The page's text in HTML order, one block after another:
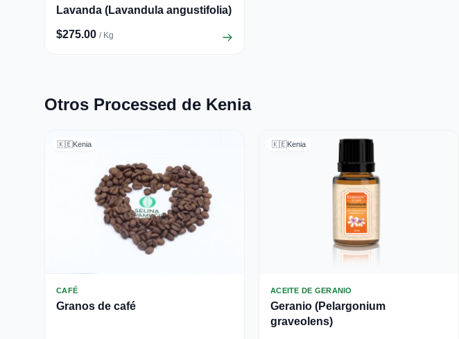
Lavanda (Lavandula angustifolia)
$275.00 / Kg
Otros Processed de Kenia
🇰🇪Kenia
CAFÉ
Granos de café
🇰🇪Kenia
ACEITE DE GERANIO
Geranio (Pelargonium
graveolens)